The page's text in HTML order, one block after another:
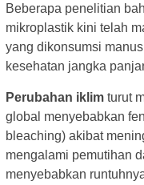
Beberapa penelitian
mikroplastik kini telah
yang dikonsumsi
kesehatan jangka
Perubahan iklim turut
global menyebabkan
bleaching) akibat
mengalami pemutihan
menyebabkan